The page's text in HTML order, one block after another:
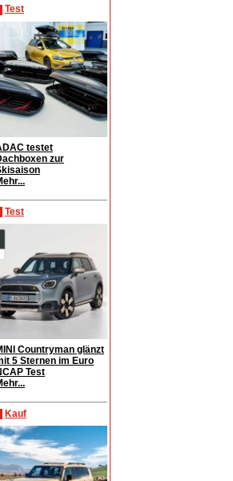
Test
testet
zur
Test
Countryman glänzt
5 Sternen im Euro
Test
Kauf